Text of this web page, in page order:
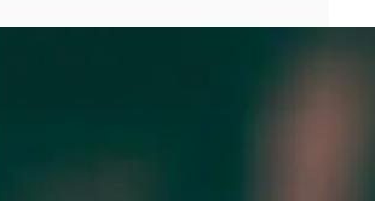
SASU : tout